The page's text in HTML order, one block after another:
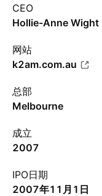
CEO
Hollie-Anne Wight
网站
k2am.com.au
总部
Melbourne
成立
2007
IPO日期
2007年11月1日